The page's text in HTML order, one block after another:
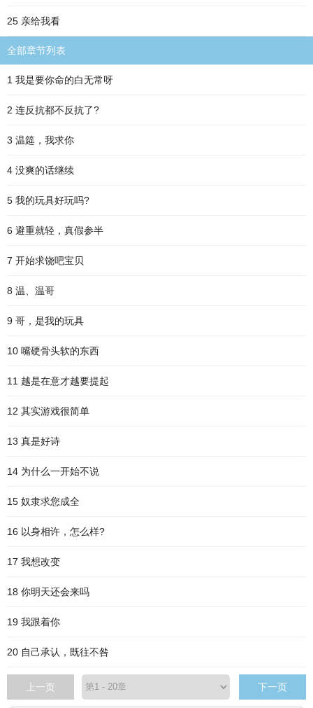
25 亲给我看
全部章节列表
1 我是要你命的白无常呀
2 连反抗都不反抗了?
3 温筵，我求你
4 没爽的话继续
5 我的玩具好玩吗?
6 避重就轻，真假参半
7 开始求饶吧宝贝
8 温、温哥
9 哥，是我的玩具
10 嘴硬骨头软的东西
11 越是在意才越要提起
12 其实游戏很简单
13 真是好诗
14 为什么一开始不说
15 奴隶求您成全
16 以身相许，怎么样?
17 我想改变
18 你明天还会来吗
19 我跟着你
20 自己承认，既往不咎
上一页 下一页